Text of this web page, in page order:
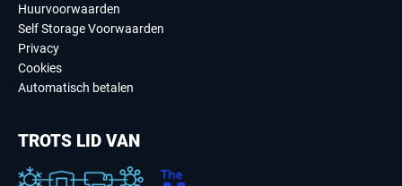
Huurvoorwaarden
Self Storage Voorwaarden
Privacy
Cookies
Automatisch betalen
TROTS LID VAN